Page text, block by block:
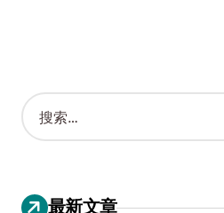
搜
索
：
最新文章